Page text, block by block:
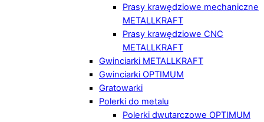
Prasy krawędziowe mechaniczne
METALLKRAFT
Prasy krawędziowe CNC
METALLKRAFT
Gwinciarki METALLKRAFT
Gwinciarki OPTIMUM
Gratowarki
Polerki do metalu
Polerki dwutarczowe OPTIMUM